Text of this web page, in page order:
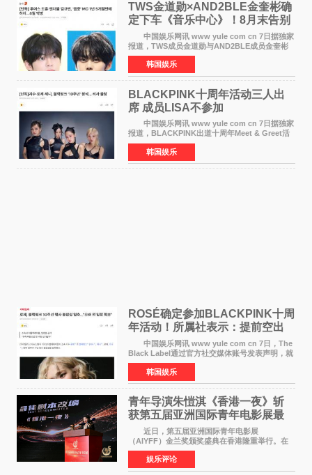
TWS金道勋×AND2BLE金奎彬确
定下车《音乐中心》！8月末告别
MC席位
中国娱乐网讯 www yule com cn 7日据独家
报道，TWS成员金道勋与AND2BLE成员金奎彬
将于8月离开《音乐中心》MC的位置。 金道
勋与金奎彬于去年3月与H2H A-NA一起被选为
《音乐中心》MC，约1
韩国娱乐
BLACKPINK十周年活动三人出
席 成员LISA不参加
中国娱乐网讯 www yule com cn 7日据独家
报道，BLACKPINK出道十周年Meet & Greet活
动将由智秀、ROS&Eacute;、JENNIE出席，
LISA将缺席。 此前BLACKPINK所属社YG并
未为组合出道十周年做
韩国娱乐
ROSÉ确定参加BLACKPINK十周
年活动！所属社表示：提前空出
了时间
中国娱乐网讯 www yule com cn 7日，The
Black Label通过官方社交媒体账号发表声明，就
近期网络上关于ROS&Eacute;个人行程及是否参
加BLACKPINK出道纪念活动的种种猜测作出正
式回应。 Th
韩国娱乐
青年导演朱愷淇《香港一夜》斩
获第五届亚洲国际青年电影展最
佳剧本改编奖
近日，第五届亚洲国际青年电影展
（AIYFF）金兰奖颁奖盛典在香港隆重举行。在
这场汇聚数百位海内外电影人、文化界人士及媒
体代表的亚洲青年影视盛会上，香港本土电影
《香港一夜》（Dawn in Ho
娱乐评论